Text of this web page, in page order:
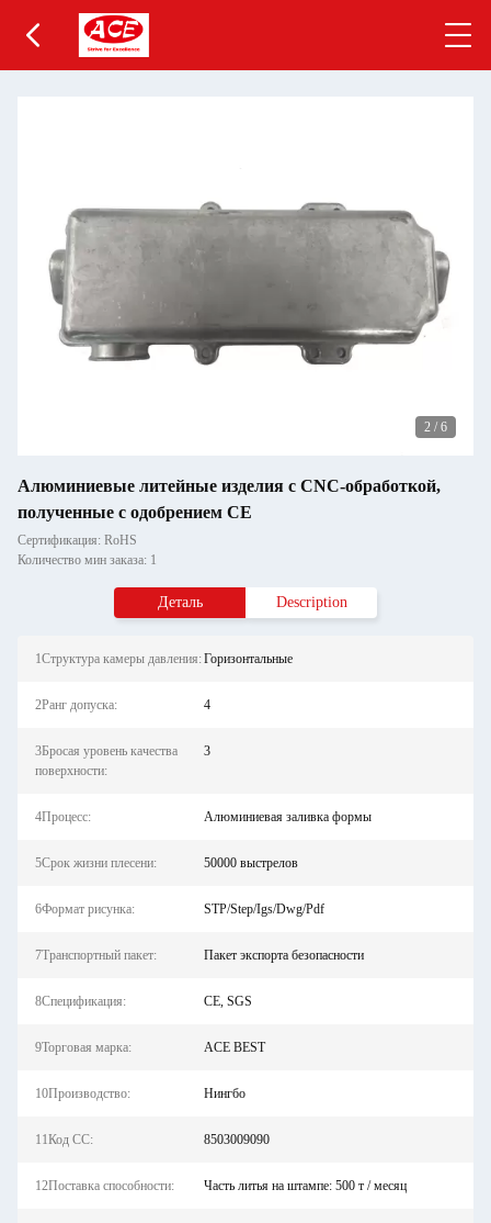
2 / 6
Алюминиевые литейные изделия с CNC-обработкой,
полученные с одобрением CE
Сертификация: RoHS
Количество мин заказа: 1
Деталь Description
1Структура камеры давления:Горизонтальные
2Ранг допуска: 4
3Бросая уровень качества
поверхности:
3
4Процесс: Алюминиевая заливка формы
5Срок жизни плесени: 50000 выстрелов
6Формат рисунка: STP/Step/Igs/Dwg/Pdf
7Транспортный пакет: Пакет экспорта безопасности
8Спецификация: CE, SGS
9Торговая марка: ACE BEST
10Производство: Нингбо
11Код СС: 8503009090
12Поставка способности: Часть литья на штампе: 500 т / месяц